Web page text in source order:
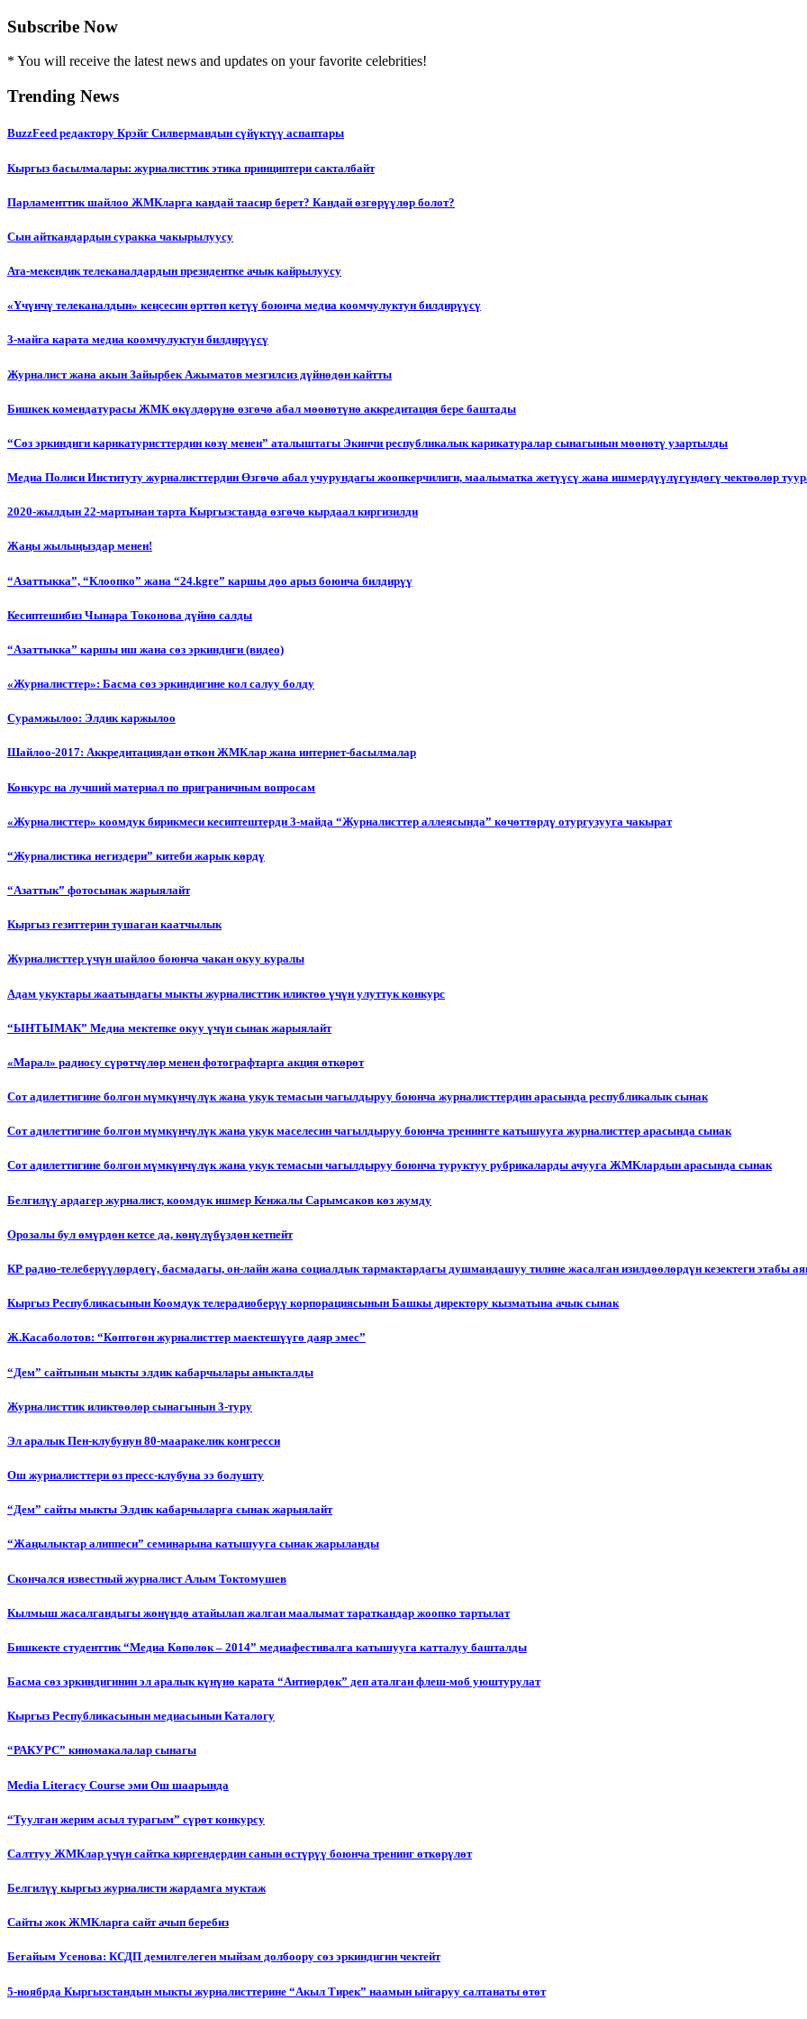
Subscribe Now
* You will receive the latest news and updates on your favorite celebrities!
Trending News
BuzzFeed редактору Крэйг Силвермандын сүйүктүү аспаптары
Кыргыз басылмалары: журналисттик этика принциптери сакталбайт
Парламенттик шайлоо ЖМКларга кандай таасир берет? Кандай өзгөрүүлөр болот?
Сын айткандардын суракка чакырылуусу
Ата-мекендик телеканалдардын президентке ачык кайрылуусу
«Үчүнчү телеканалдын» кеңсесин өрттөп кетүү боюнча медиа коомчулуктун билдирүүсү
3-майга карата медиа коомчулуктун билдирүүсү
Журналист жана акын Зайырбек Ажыматов мезгилсиз дүйнөдөн кайтты
Бишкек комендатурасы ЖМК өкүлдөрүнө өзгөчө абал мөөнөтүнө аккредитация бере баштады
“Сөз эркиндиги карикатуристтердин көзү менен” аталыштагы Экинчи республикалык карикатуралар сынагынын мөөнөтү узартылды
Медиа Полиси Институту журналисттердин Өзгөчө абал учурундагы жоопкерчилиги, маалыматка жетүүсү жана ишмердүүлүгүндөгү чектөөлөр
2020-жылдын 22-мартынан тарта Кыргызстанда өзгөчө кырдаал киргизилди
Жаңы жылыңыздар менен!
“Азаттыкка”, “Клоопко” жана “24.kgге” каршы доо арыз боюнча билдирүү
Кесиптешибиз Чынара Токонова дүйнө салды
“Азаттыкка” каршы иш жана сөз эркиндиги (видео)
«Журналисттер»: Басма сөз эркиндигине кол салуу болду
Сурамжылоо: Элдик каржылоо
Шайлоо-2017: Аккредитациядан өткөн ЖМКлар жана интернет-басылмалар
Конкурс на лучший материал по приграничным вопросам
«Журналисттер» коомдук бирикмеси кесиптештерди 3-майда “Журналисттер аллеясында” көчөттөрдү отургузууга чакырат
“Журналистика негиздери” китеби жарык көрдү
“Азаттык” фотосынак жарыялайт
Кыргыз гезиттерин тушаган каатчылык
Журналисттер үчүн шайлоо боюнча чакан окуу куралы
Адам укуктары жаатындагы мыкты журналисттик иликтөө үчүн улуттук конкурс
“ЫНТЫМАК” Медиа мектепке окуу үчүн сынак жарыялайт
«Марал» радиосу сүрөтчүлөр менен фотографтарга акция өткөрөт
Сот адилеттигине болгон мүмкүнчүлүк жана укук темасын чагылдыруу боюнча журналисттердин арасында республикалык сынак
Сот адилеттигине болгон мүмкүнчүлүк жана укук маселесин чагылдыруу боюнча тренингге катышууга журналисттер арасында сынак
Сот адилеттигине болгон мүмкүнчүлүк жана укук темасын чагылдыруу боюнча туруктуу рубрикаларды ачууга ЖМКлардын арасында сынак
Белгилүү ардагер журналист, коомдук ишмер Кенжалы Сарымсаков көз жумду
Орозалы бул өмүрдөн кетсе да, көңүлүбүздөн кетпейт
КР радио-телеберүүлөрдөгү, басмадагы, он-лайн жана социалдык тармактардагы душмандашуу тилине жасалган изилдөөлөрдүн кезектеги этабы
Кыргыз Республикасынын Коомдук телерадиоберүү корпорациясынын Башкы директору кызматына ачык сынак
Ж.Касаболотов: “Көптөгөн журналисттер маектешүүгө даяр эмес”
“Дем” сайтынын мыкты элдик кабарчылары аныкталды
Журналисттик иликтөөлөр сынагынын 3-туру
Эл аралык Пен-клубунун 80-мааракелик конгресси
Ош журналисттери өз пресс-клубуна ээ болушту
“Дем” сайты мыкты Элдик кабарчыларга сынак жарыялайт
“Жаңылыктар алиппеси” семинарына катышууга сынак жарыланды
Cкончался известный журналист Алым Токтомушев
Кылмыш жасалгандыгы жөнүндө атайылап жалган маалымат тараткандар жоопко тартылат
Бишкекте студенттик “Медиа Көпөлөк – 2014” медиафестивалга катышууга катталуу башталды
Басма сөз эркиндигинин эл аралык күнүнө карата “Антиөрдөк” деп аталган флеш-моб уюштурулат
Кыргыз Республикасынын медиасынын Каталогу
“РАКУРС” киномакалалар сынагы
Media Literacy Сourse эми Ош шаарында
“Туулган жерим асыл турагым” сүрөт конкурсу
Салттуу ЖМКлар үчүн сайтка киргендердин санын өстүрүү боюнча тренинг өткөрүлөт
Белгилүү кыргыз журналисти жардамга муктаж
Сайты жок ЖМКларга сайт ачып беребиз
Бегайым Усенова: КСДП демилгелеген мыйзам долбоору сөз эркиндигин чектейт
5-ноябрда Кыргызстандын мыкты журналисттерине “Акыл Тирек” наамын ыйгаруу салтанаты өтөт